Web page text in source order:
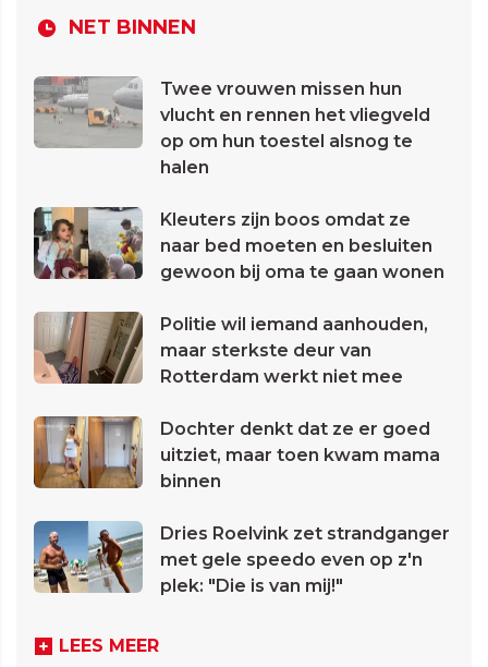
NET BINNEN
Twee vrouwen missen hun
vlucht en rennen het vliegveld
op om hun toestel alsnog te
halen
Kleuters zijn boos omdat ze
naar bed moeten en besluiten
gewoon bij oma te gaan wonen
Politie wil iemand aanhouden,
maar sterkste deur van
Rotterdam werkt niet mee
Dochter denkt dat ze er goed
uitziet, maar toen kwam mama
binnen
Dries Roelvink zet strandganger
met gele speedo even op z'n
plek: "Die is van mij!"
LEES MEER